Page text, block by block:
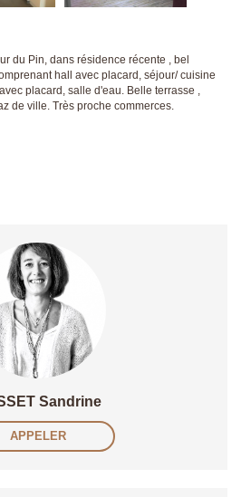
du Pin, dans résidence récente , bel
hall avec placard, séjour/ cuisine
placard, salle d'eau. Belle terrasse ,
de ville. Très proche commerces.
Sandrine
APPELER